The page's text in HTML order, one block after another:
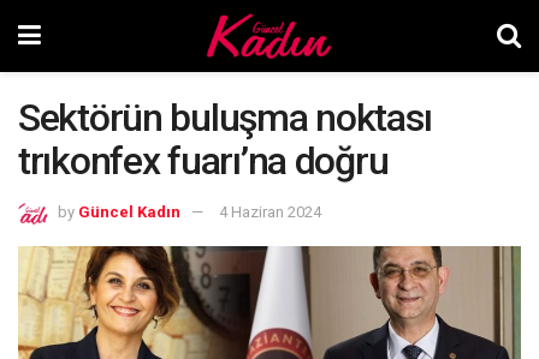
Sektörün buluşma noktası
trıkonfex fuarı’na doğru
by Güncel Kadın 4 Haziran 2024